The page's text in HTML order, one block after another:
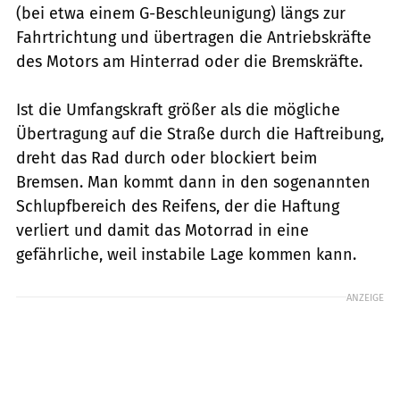
(bei etwa einem G-Beschleunigung) längs zur
Fahrtrichtung und übertragen die Antriebskräfte
des Motors am Hinterrad oder die Bremskräfte.
Ist die Umfangskraft größer als die mögliche
Übertragung auf die Straße durch die Haftreibung,
dreht das Rad durch oder blockiert beim
Bremsen. Man kommt dann in den sogenannten
Schlupfbereich des Reifens, der die Haftung
verliert und damit das Motorrad in eine
gefährliche, weil instabile Lage kommen kann.
ANZEIGE